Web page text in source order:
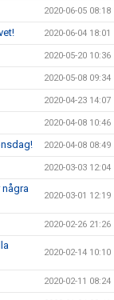
2020-06-05 08:18
2020-06-04 18:01
2020-05-20 10:36
2020-05-08 09:34
2020-04-23 14:07
2020-04-08 10:46
2020-04-08 08:49
2020-03-03 12:04
2020-03-01 12:19
2020-02-26 21:26
2020-02-14 10:10
2020-02-11 08:24